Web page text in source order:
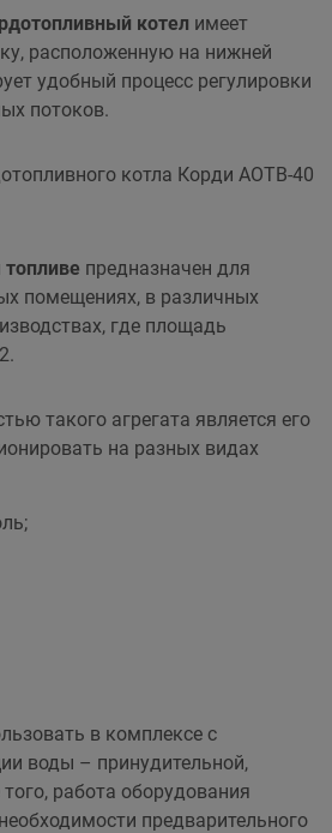
котел имеет
расположенную на нижней
удобный процесс регулировки
потоков.
котла Корди АОТВ-40
предназначен для
помещениях, в различных
где площадь
такого агрегата является его
на разных видах
в комплексе с
воды – принудительной,
работа оборудования
предварительного